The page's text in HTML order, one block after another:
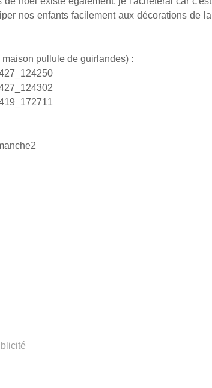
nos enfants facilement aux décorations de la
pullule de guirlandes) :